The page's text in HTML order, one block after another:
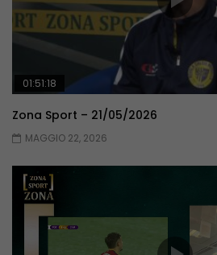
01:51:18
Zona Sport – 21/05/2026
MAGGIO 22, 2026